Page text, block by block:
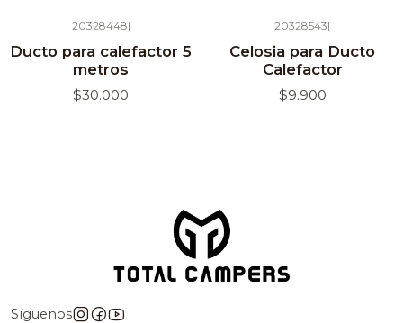
20328448|
Ducto para calefactor 5
metros
$30.000
20328543|
Celosia para Ducto
Calefactor
$9.900
Síguenos